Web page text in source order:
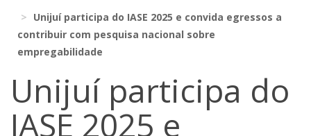
Unijuí participa do IASE 2025 e convida egressos a
contribuir com pesquisa nacional sobre
empregabilidade
Unijuí participa do
IASE 2025 e